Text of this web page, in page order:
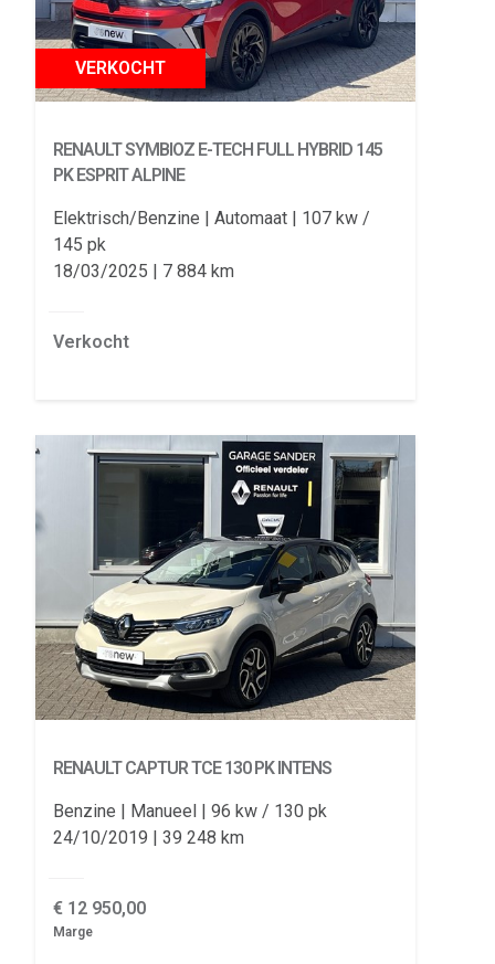
VERKOCHT
RENAULT SYMBIOZ E-TECH FULL HYBRID 145
PK ESPRIT ALPINE
Elektrisch/Benzine Automaat
107 kw /
145 pk
18/03/2025
7 884 km
Verkocht
RENAULT CAPTURTCE 130 PK INTENS
Benzine Manueel
96 kw / 130 pk
24/10/2019
39 248 km
€ 12 950,00
Marge